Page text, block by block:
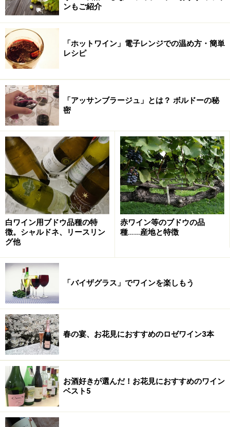
■所要時間：30分
■相性のいいワイン：イタリアやフランスなどの暖かい
地方の赤・ロゼ
次のページで、ラタトゥイユの作り方をご紹介します。
※記事内容は執筆時点のものです。最新の内容をご確認くださ
い。
の内容です。
ンもご紹介
「ホットワイン」電子レンジでの温め方・簡単
レシピ
「アッサンブラージュ」とは？ ボルドーの秘
密
白ワイン用ブドウ品種の特
徴。シャルドネ、リースリン
グ他
赤ワイン等のブドウの品
種……産地と特徴
「バイザグラス」でワインを楽しもう
春の宴、お花見におすすめのロゼワイン3本
お酒好きが選んだ！お花見におすすめのワイン
ベスト5